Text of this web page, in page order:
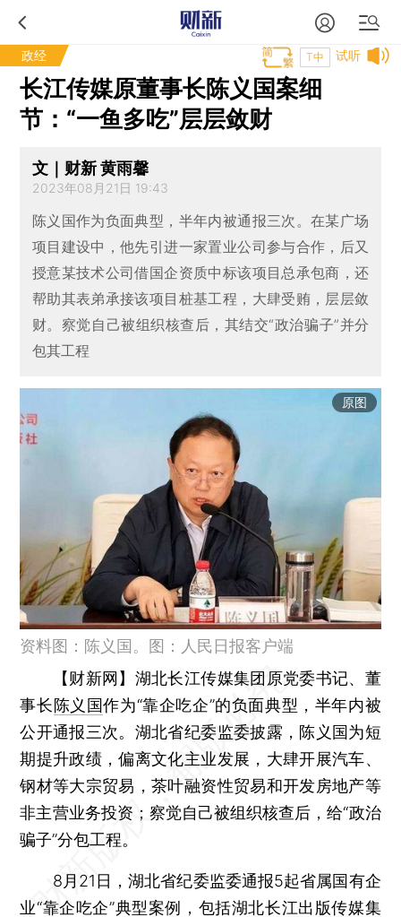
政经 试听
T中
长江传媒原董事长陈义国案细
节：“一鱼多吃”层层敛财
文｜财新 黄雨馨
2023年08月21日 19:43
陈义国作为负面典型，半年内被通报三次。在某广场
项目建设中，他先引进一家置业公司参与合作，后又
授意某技术公司借国企资质中标该项目总承包商，还
帮助其表弟承接该项目桩基工程，大肆受贿，层层敛
财。察觉自己被组织核查后，其结交“政治骗子”并分
包其工程
原图
资料图：陈义国。图：人民日报客户端
【财新网】 湖北长江传媒集团原党委书记、董
事长陈义国作为“靠企吃企”的负面典型，半年内被
公开通报三次。湖北省纪委监委披露，陈义国为短
期提升政绩，偏离文化主业发展，大肆开展汽车、
钢材等大宗贸易，茶叶融资性贸易和开发房地产等
非主营业务投资；察觉自己被组织核查后，给“政治
骗子”分包工程。
8月21日，湖北省纪委监委通报5起省属国有企
业“靠企吃企”典型案例，包括湖北长江出版传媒集